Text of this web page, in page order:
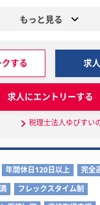
もっと見る
する 求
求人にエントリーする
税理士法人ゆびすい
年間休日120日以上
完全
フレックスタイム制